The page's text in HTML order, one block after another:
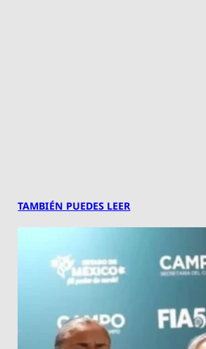
TAMBIÉN PUEDES LEER